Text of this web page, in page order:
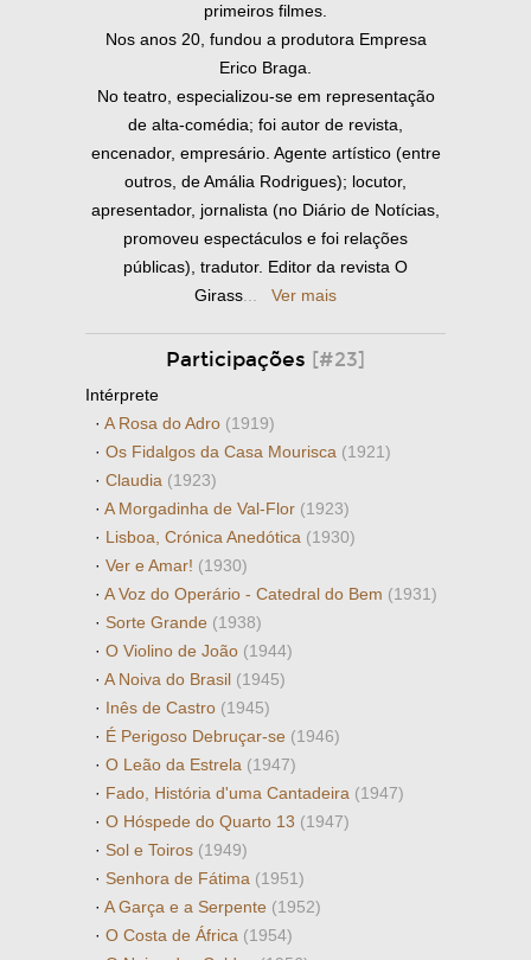
primeiros filmes.
Nos anos 20, fundou a produtora Empresa
Erico Braga.
No teatro, especializou-se em representação
de alta-comédia; foi autor de revista,
encenador, empresário. Agente artístico (entre
outros, de Amália Rodrigues); locutor,
apresentador, jornalista (no Diário de Notícias,
promoveu espectáculos e foi relações
públicas), tradutor. Editor da revista O
Girass
Ver mais
Participações [#23]
Intérprete
· A Rosa do Adro (1919)
· Os Fidalgos da Casa Mourisca (1921)
· Claudia (1923)
· A Morgadinha de Val-Flor (1923)
· Lisboa, Crónica Anedótica (1930)
· Ver e Amar! (1930)
· A Voz do Operário - Catedral do Bem (1931)
· Sorte Grande (1938)
· O Violino de João (1944)
· A Noiva do Brasil (1945)
· Inês de Castro (1945)
· É Perigoso Debruçar-se (1946)
· O Leão da Estrela (1947)
· Fado, História d'uma Cantadeira (1947)
· O Hóspede do Quarto 13 (1947)
· Sol e Toiros (1949)
· Senhora de Fátima (1951)
· A Garça e a Serpente (1952)
· O Costa de África (1954)